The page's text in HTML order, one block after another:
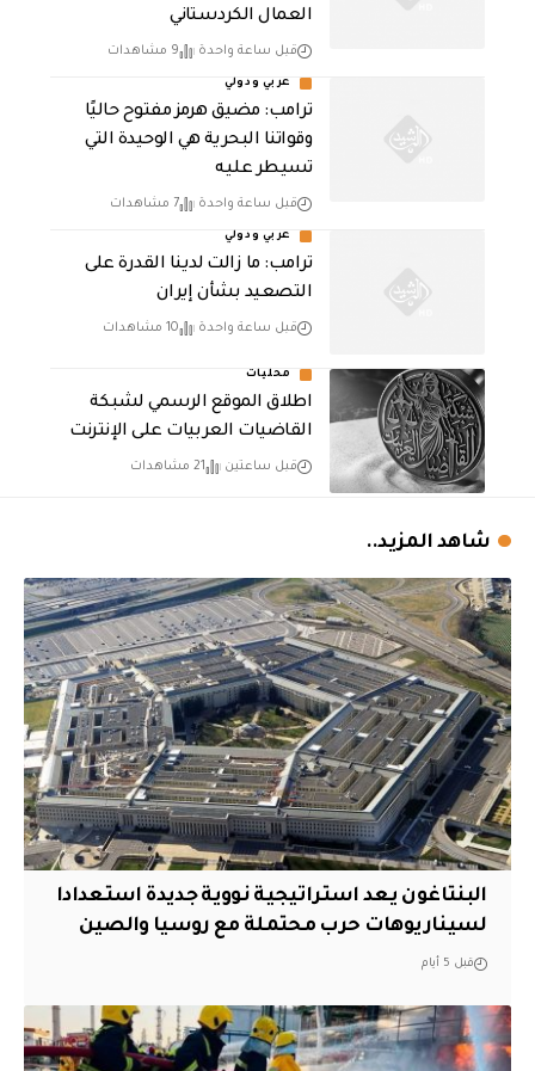
العمال الكردستاني
قبل ساعة واحدة 9 مشاهدات
عربي ودولي
ترامب: مضيق هرمز مفتوح حاليًا
وقواتنا البحرية هي الوحيدة التي
تسيطر عليه
قبل ساعة واحدة 7 مشاهدات
عربي ودولي
ترامب: ما زالت لدينا القدرة على
التصعيد بشأن إيران
قبل ساعة واحدة 10 مشاهدات
محليات
اطلاق الموقع الرسمي لشبكة
القاضيات العربيات على الإنترنت
قبل ساعتين 21 مشاهدات
شاهد المزيد..
البنتاغون يعد استراتيجية نووية جديدة استعدادا
لسيناريوهات حرب محتملة مع روسيا والصين
قبل 5 أيام